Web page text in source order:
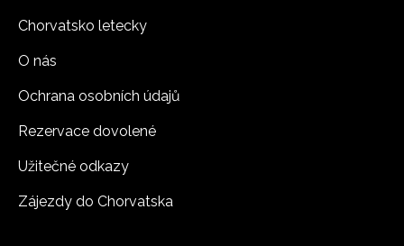
Chorvatsko letecky
O nás
Ochrana osobních údajů
Rezervace dovolené
Užitečné odkazy
Zájezdy do Chorvatska